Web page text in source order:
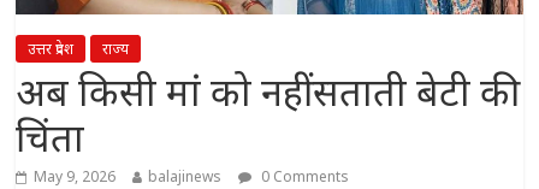
उत्तर प्रदेश राज्य
अब किसी मां को नहीं सताती बेटी की
चिंता
May 9, 2026 balajinews 0 Comments